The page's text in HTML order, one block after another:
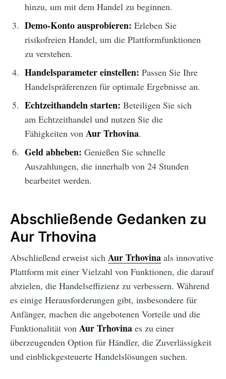
hinzu, um mit dem Handel zu beginnen.
Demo-Konto ausprobieren: Erleben Sie
risikofreien Handel, um die Plattformfunktionen
zu verstehen.
Handelsparameter einstellen: Passen Sie Ihre
Handelspräferenzen für optimale Ergebnisse an.
Echtzeithandeln starten: Beteiligen Sie sich
am Echtzeithandel und nutzen Sie die
Fähigkeiten von Aur Trhovina.
Geld abheben: Genießen Sie schnelle
Auszahlungen, die innerhalb von 24 Stunden
bearbeitet werden.
Abschließende Gedanken zu
Aur Trhovina
Abschließend erweist sich Aur Trhovina als innovative
Plattform mit einer Vielzahl von Funktionen, die darauf
abzielen, die Handelseffizienz zu verbessern. Während
es einige Herausforderungen gibt, insbesondere für
Anfänger, machen die angebotenen Vorteile und die
Funktionalität von Aur Trhovina es zu einer
überzeugenden Option für Händler, die Zuverlässigkeit
und einblickgesteuerte Handelslösungen suchen.